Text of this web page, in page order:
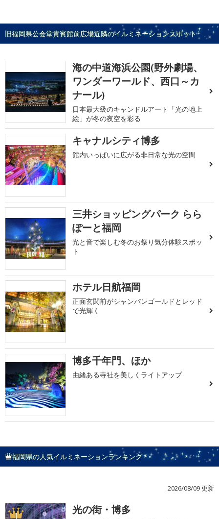
旧福岡県公会堂貴賓館前広場近隣のイルミネーションスポット
海の中道海浜公園(野外劇場、
ワンダーワールド、西口～カ
ナール)
日本最大級のキャンドルアート「光の地上
絵」が冬の夜空を彩る
キャナルシティ博多
館内いっぱいに広がる非日常な光の空間
三井ショッピングパーク らら
ぽーと福岡
光と音で楽しむ冬のお祭り気分体験スポッ
ト
ホテル日航福岡
正面玄関前がシャンパンゴールドとレッド
で光輝く
博多千年門、ほか
由緒ある寺社を美しくライトアップ
福岡県の人気イルミネーションランキング
2026/08/09 更新
1 光の街・博多